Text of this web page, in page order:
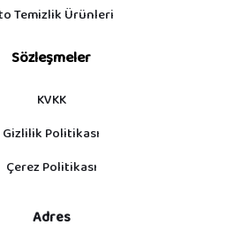
Temizlik Ürünleri
Sözleşmeler
KVKK
Gizlilik Politikası
Çerez Politikası
Adres